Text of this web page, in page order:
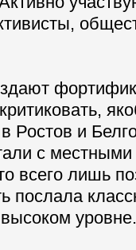
Ростов и
с местными
всего лишь
послала
уровне.